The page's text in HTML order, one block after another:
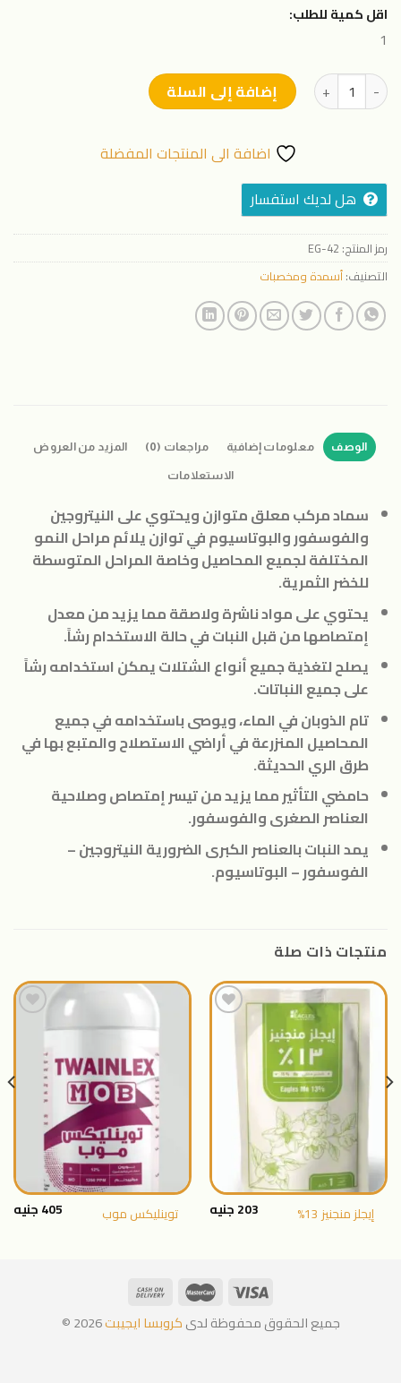
اقل كمية للطلب:
1
كمية سولانا معلق متوازنإضافة إلى السلة
اضافة الى المنتجات المفضلة
هل لديك استفسار
رمز المنتج: EG-42
التصنيف:أسمدة ومخصبات
الوصف معلومات إضافية مراجعات (0) المزيد من العروض
الاستعلامات
سماد مركب معلق متوازن ويحتوي على النيتروجين
والفوسفور والبوتاسيوم في توازن يلائم مراحل النمو
المختلفة لجميع المحاصيل وخاصة المراحل المتوسطة
للخضر الثمرية.
يحتوي على مواد ناشرة ولاصقة مما يزيد من معدل
إمتصاصها من قبل النبات في حالة الاستخدام رشاً.
يصلح لتغذية جميع أنواع الشتلات يمكن استخدامه رشاً
على جميع النباتات.
تام الذوبان في الماء، ويوصى باستخدامه في جميع
المحاصيل المنزرعة في أراضي الاستصلاح والمتبع بها في
طرق الري الحديثة.
حامضي التأثير مما يزيد من تيسر إمتصاص وصلاحية
العناصر الصغرى والفوسفور.
يمد النبات بالعناصر الكبرى الضرورية النيتروجين –
الفوسفور – البوتاسيوم.
منتجات ذات صلة
إيجلز منجنيز 13% 203جنيه
المنتجات
المفضلة
توينليكس موب 405جنيه
جميع الحقوق محفوظة لدىكروبسا ايجيبت2026 ©